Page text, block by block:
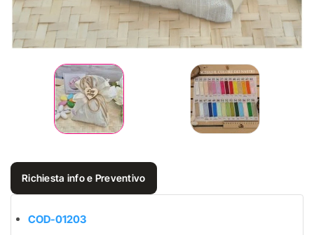
Richiesta info e Preventivo
COD-01203